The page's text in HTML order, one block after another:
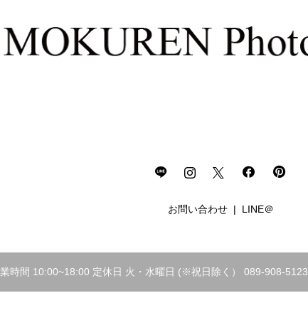
お問い合わせ LINE＠
時間 10:00~18:00 定休日 火・水曜日 (※祝日除く） 089-908-5123